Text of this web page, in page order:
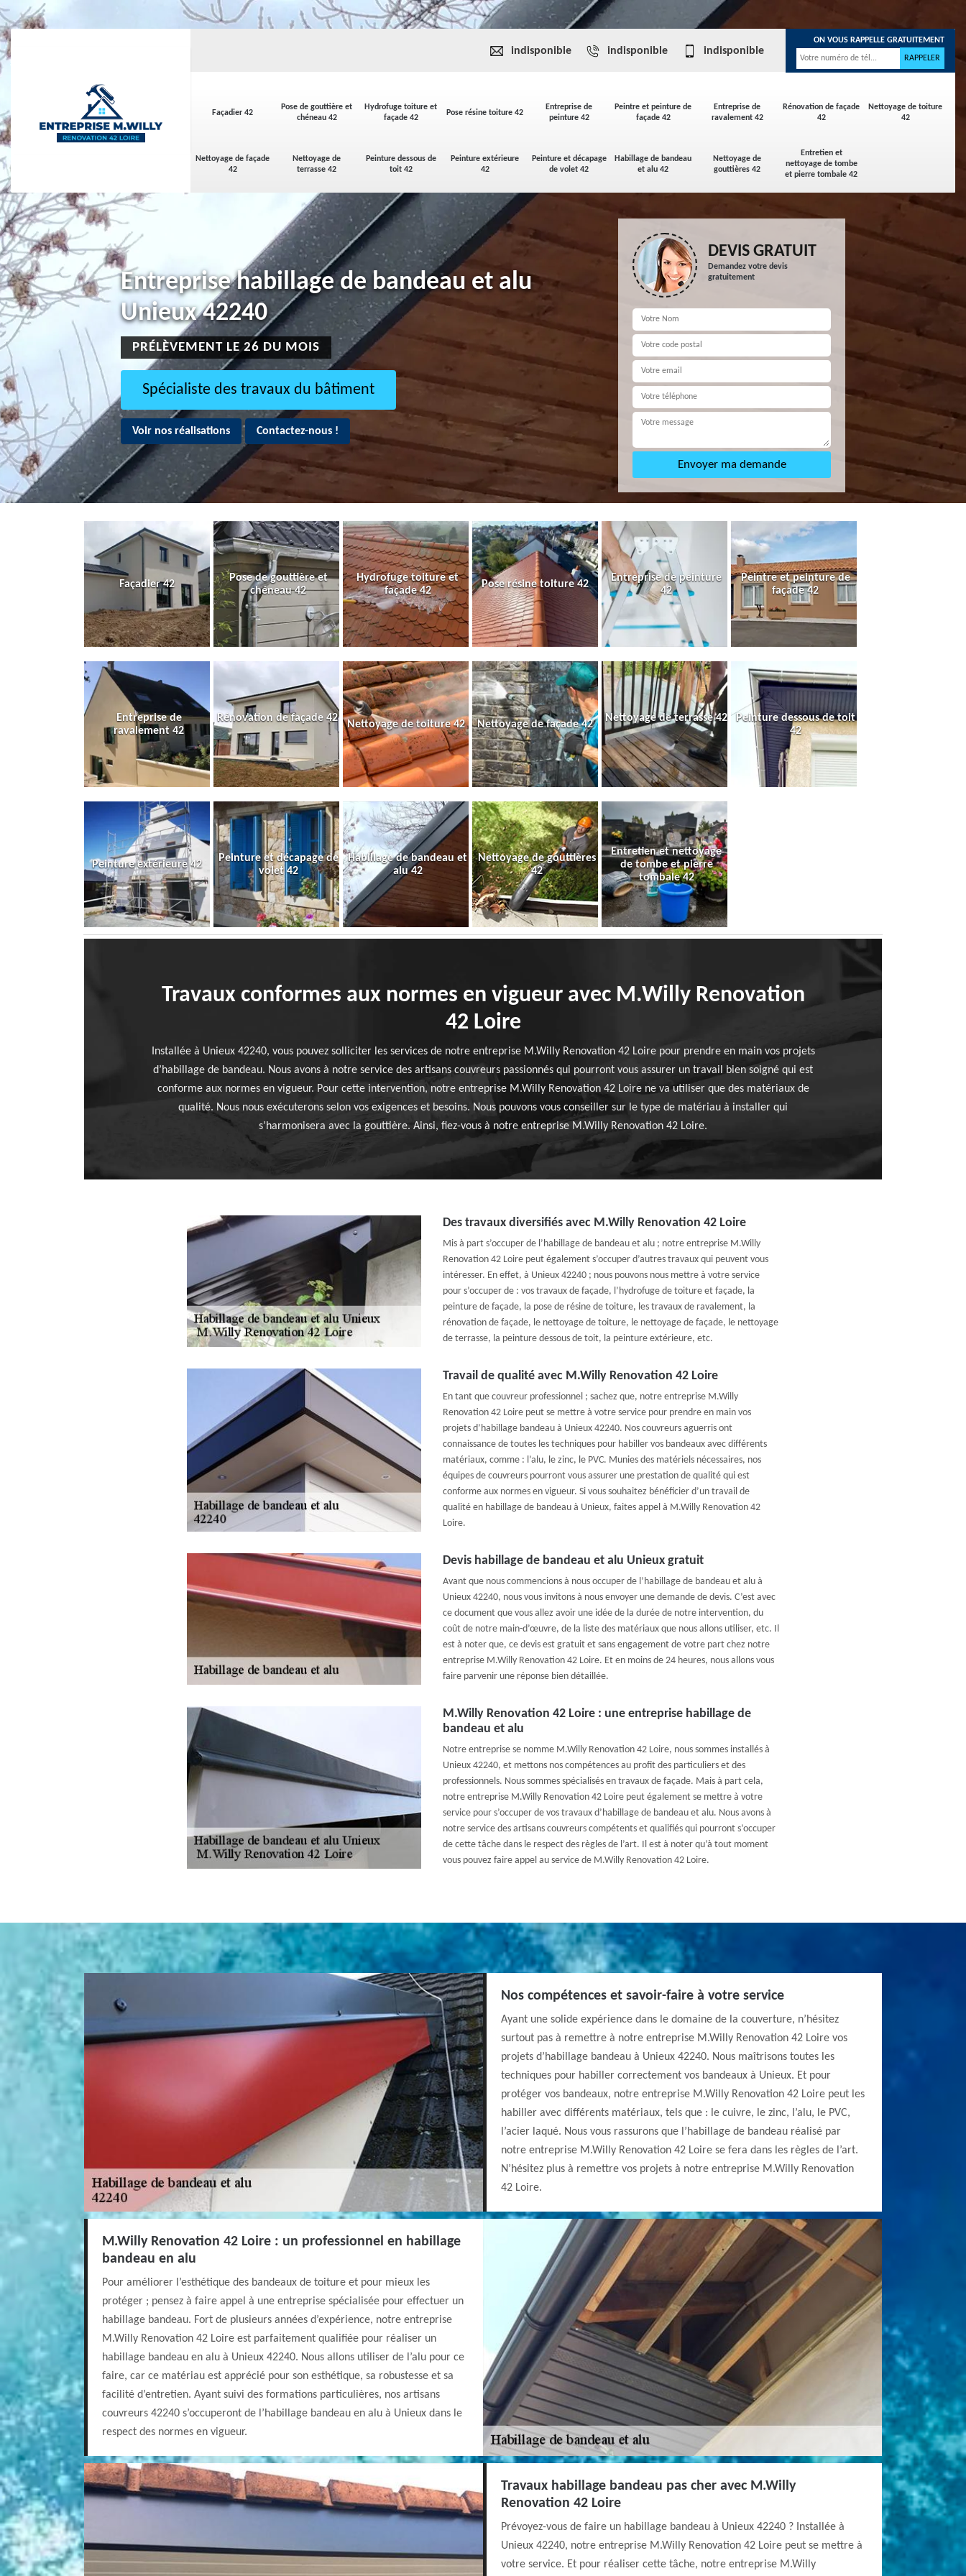
Façadier 42
Pose de gouttière et
chéneau 42
Hydrofuge toiture et
façade 42
Pose résine toiture 42
Entreprise de
peinture 42
Peintre et peinture de
façade 42
Entreprise de
ravalement 42
Rénovation de façade
42
Nettoyage de toiture
42
Nettoyage de façade
42
Nettoyage de
terrasse 42
Peinture dessous de
toit 42
Peinture extérieure
42
Peinture et décapage
de volet 42
Habillage de bandeau
et alu 42
Nettoyage de
gouttières 42
Entretien et
nettoyage de tombe
et pierre tombale 42
indisponible indisponible indisponible
ON VOUS RAPPELLE GRATUITEMENT
Entreprise habillage de bandeau et alu
Unieux 42240
PRÉLÈVEMENT LE 26 DU MOIS
Spécialiste des travaux du bâtiment
Voir nos réalisations Contactez-nous !
DEVIS GRATUIT
Demandez votre devis
gratuitement
Façadier 42
Pose de gouttière et
chéneau 42
Hydrofuge toiture et
façade 42
Pose résine toiture 42
Entreprise de peinture
42
Peintre et peinture de
façade 42
Entreprise de
ravalement 42
Rénovation de façade 42
Nettoyage de toiture 42 Nettoyage de façade 42
Nettoyage de terrasse 42
Peinture dessous de toit
42
Peinture extérieure 42
Peinture et décapage de
volet 42
Habillage de bandeau et
alu 42
Nettoyage de gouttières
42
Entretien et nettoyage
de tombe et pierre
tombale 42
Travaux conformes aux normes en vigueur avec M.Willy Renovation
42 Loire
Installée à Unieux 42240, vous pouvez solliciter les services de notre entreprise M.Willy Renovation 42 Loire pour prendre en main vos projets
d’habillage de bandeau. Nous avons à notre service des artisans couvreurs passionnés qui pourront vous assurer un travail bien soigné qui est
conforme aux normes en vigueur. Pour cette intervention, notre entreprise M.Willy Renovation 42 Loire ne va utiliser que des matériaux de
qualité. Nous nous exécuterons selon vos exigences et besoins. Nous pouvons vous conseiller sur le type de matériau à installer qui
s’harmonisera avec la gouttière. Ainsi, fiez-vous à notre entreprise M.Willy Renovation 42 Loire.
Des travaux diversifiés avec M.Willy Renovation 42 Loire
Mis à part s’occuper de l’habillage de bandeau et alu ; notre entreprise M.Willy
Renovation 42 Loire peut également s’occuper d’autres travaux qui peuvent vous
intéresser. En effet, à Unieux 42240 ; nous pouvons nous mettre à votre service
pour s’occuper de : vos travaux de façade, l’hydrofuge de toiture et façade, la
peinture de façade, la pose de résine de toiture, les travaux de ravalement, la
rénovation de façade, le nettoyage de toiture, le nettoyage de façade, le nettoyage
de terrasse, la peinture dessous de toit, la peinture extérieure, etc.
Travail de qualité avec M.Willy Renovation 42 Loire
En tant que couvreur professionnel ; sachez que, notre entreprise M.Willy
Renovation 42 Loire peut se mettre à votre service pour prendre en main vos
projets d’habillage bandeau à Unieux 42240. Nos couvreurs aguerris ont
connaissance de toutes les techniques pour habiller vos bandeaux avec différents
matériaux, comme : l’alu, le zinc, le PVC. Munies des matériels nécessaires, nos
équipes de couvreurs pourront vous assurer une prestation de qualité qui est
conforme aux normes en vigueur. Si vous souhaitez bénéficier d’un travail de
qualité en habillage de bandeau à Unieux, faites appel à M.Willy Renovation 42
Loire.
Devis habillage de bandeau et alu Unieux gratuit
Avant que nous commencions à nous occuper de l’habillage de bandeau et alu à
Unieux 42240, nous vous invitons à nous envoyer une demande de devis. C’est avec
ce document que vous allez avoir une idée de la durée de notre intervention, du
coût de notre main-d’œuvre, de la liste des matériaux que nous allons utiliser, etc. Il
est à noter que, ce devis est gratuit et sans engagement de votre part chez notre
entreprise M.Willy Renovation 42 Loire. Et en moins de 24 heures, nous allons vous
faire parvenir une réponse bien détaillée.
M.Willy Renovation 42 Loire : une entreprise habillage de
bandeau et alu
Notre entreprise se nomme M.Willy Renovation 42 Loire, nous sommes installés à
Unieux 42240, et mettons nos compétences au profit des particuliers et des
professionnels. Nous sommes spécialisés en travaux de façade. Mais à part cela,
notre entreprise M.Willy Renovation 42 Loire peut également se mettre à votre
service pour s’occuper de vos travaux d’habillage de bandeau et alu. Nous avons à
notre service des artisans couvreurs compétents et qualifiés qui pourront s’occuper
de cette tâche dans le respect des règles de l’art. Il est à noter qu’à tout moment
vous pouvez faire appel au service de M.Willy Renovation 42 Loire.
Nos compétences et savoir-faire à votre service
Ayant une solide expérience dans le domaine de la couverture, n’hésitez
surtout pas à remettre à notre entreprise M.Willy Renovation 42 Loire vos
projets d’habillage bandeau à Unieux 42240. Nous maîtrisons toutes les
techniques pour habiller correctement vos bandeaux à Unieux. Et pour
protéger vos bandeaux, notre entreprise M.Willy Renovation 42 Loire peut les
habiller avec différents matériaux, tels que : le cuivre, le zinc, l’alu, le PVC,
l’acier laqué. Nous vous rassurons que l’habillage de bandeau réalisé par
notre entreprise M.Willy Renovation 42 Loire se fera dans les règles de l’art.
N’hésitez plus à remettre vos projets à notre entreprise M.Willy Renovation
42 Loire.
M.Willy Renovation 42 Loire : un professionnel en habillage
bandeau en alu
Pour améliorer l’esthétique des bandeaux de toiture et pour mieux les
protéger ; pensez à faire appel à une entreprise spécialisée pour effectuer un
habillage bandeau. Fort de plusieurs années d’expérience, notre entreprise
M.Willy Renovation 42 Loire est parfaitement qualifiée pour réaliser un
habillage bandeau en alu à Unieux 42240. Nous allons utiliser de l’alu pour ce
faire, car ce matériau est apprécié pour son esthétique, sa robustesse et sa
facilité d’entretien. Ayant suivi des formations particulières, nos artisans
couvreurs 42240 s’occuperont de l’habillage bandeau en alu à Unieux dans le
respect des normes en vigueur.
Travaux habillage bandeau pas cher avec M.Willy
Renovation 42 Loire
Prévoyez-vous de faire un habillage bandeau à Unieux 42240 ? Installée à
Unieux 42240, notre entreprise M.Willy Renovation 42 Loire peut se mettre à
votre service. Et pour réaliser cette tâche, notre entreprise M.Willy